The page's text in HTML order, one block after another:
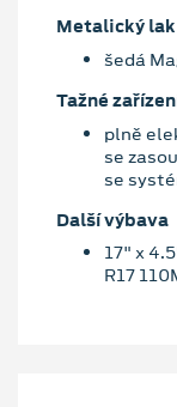
Metalický
šedá
Tažné
plně
se
se
Další výbava
17" x
R17